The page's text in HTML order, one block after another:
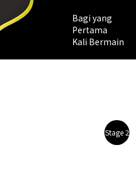
Bagi yang
Pertama
Kali Bermain
Stage 2